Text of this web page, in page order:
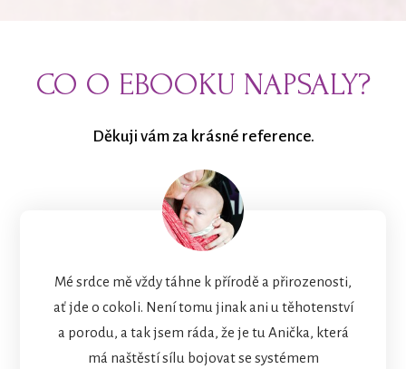
CO O EBOOKU NAPSALY?
Děkuji vám za krásné reference.
Mé srdce mě vždy táhne k přírodě a přirozenosti,
ať jde o cokoli. Není tomu jinak ani u těhotenství
a porodu, a tak jsem ráda, že je tu Anička, která
má naštěstí sílu bojovat se systémem